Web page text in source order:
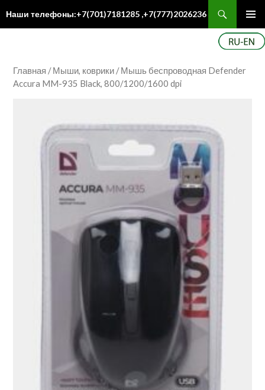
Наши телефоны:+7(701)7181285 ,+7(777)2026236
Главная /Мыши, коврики / Мышь беспроводная Defender
Accura MM-935 Black, 800/1200/1600 dpi